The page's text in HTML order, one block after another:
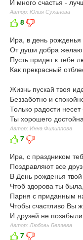
И много счастья -
Автор: Юлия Суханова
8
Ира, в день рожденья
От души добра
Пусть придет к тебе
Как прекрасный
Жизнь пускай твоя
Беззаботно и
Только радости несет
Ты хорошего
Автор: Инна Филиппова
7
Ира, с праздником
Поздравляют все
В День рожденья
Чтоб здорова ты была,
Парня с приданным
Чтобы счастливо Вы
И друзей не
Автор: Любовь Беляева
7